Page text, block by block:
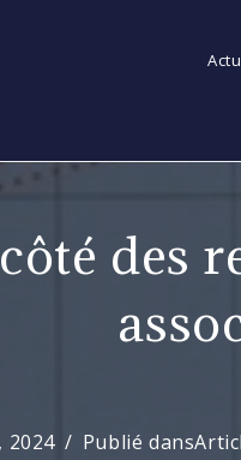
des
2024 Publié dans